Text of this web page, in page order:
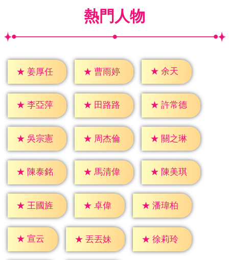
熱門人物
★ 姜厚任 ★ 曹雨婷 ★ 余天
★ 李亞萍 ★ 田路路 ★ 許常德
★ 吳宗憲 ★ 周杰倫 ★ 關之琳
★ 陳泰銘 ★ 馬清偉 ★ 陳美琪
★ 王國旌 ★ 卓偉 ★ 潘瑋柏
★ 宣云 ★ 丟丟妹 ★ 徐莉玲